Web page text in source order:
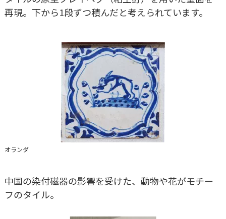
再現。下から1段ずつ積んだと考えられています。
オランダ
中国の染付磁器の影響を受けた、動物や花がモチー
フのタイル。